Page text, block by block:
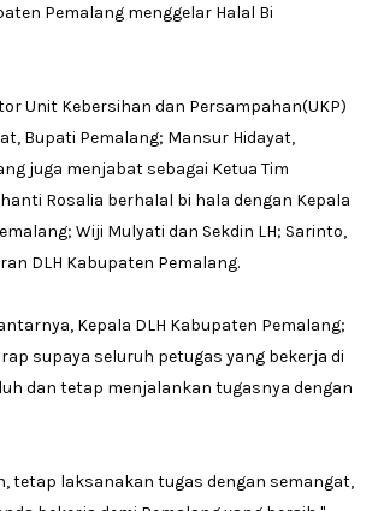
Pemalang menggelar Halal Bi
Unit Kebersihan dan Persampahan(UKP)
Bupati Pemalang; Mansur Hidayat,
juga menjabat sebagai Ketua Tim
Rosalia berhalal bi hala dengan Kepala
Wiji Mulyati dan Sekdin LH; Sarinto,
DLH Kabupaten Pemalang.
Kepala DLH Kabupaten Pemalang;
supaya seluruh petugas yang bekerja di
dan tetap menjalankan tugasnya dengan
tetap laksanakan tugas dengan semangat,